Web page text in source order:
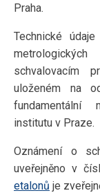
Praha.
Technické
schvalovacím
uloženém na
fundamentální
institutu v Praze.
Oznámení o
uveřejněno v
etalonů je